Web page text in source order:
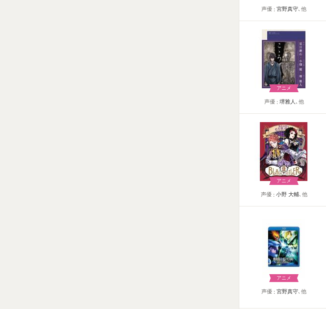
声優 宮野真守､他
アニメ
声優 堺雅人 ､他
アニメ
声優 小野 大輔､他
アニメ
声優 宮野真守､他